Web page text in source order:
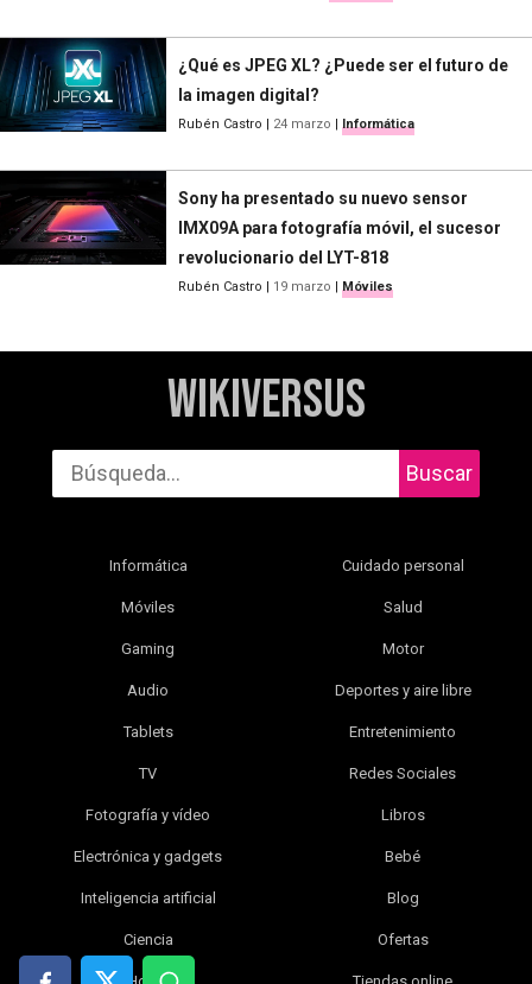
¿Qué es JPEG XL? ¿Puede ser el futuro de
la imagen digital?
Rubén Castro | 24 marzo | Informática
Sony ha presentado su nuevo sensor
IMX09A para fotografía móvil, el sucesor
revolucionario del LYT-818
Rubén Castro | 19 marzo | Móviles
WikiVersus
Buscar
Informática
Móviles
Gaming
Audio
Tablets
TV
Fotografía y vídeo
Electrónica y gadgets
Inteligencia artificial
Ciencia
Cuidado personal
Salud
Motor
Deportes y aire libre
Entretenimiento
Redes Sociales
Libros
Bebé
Blog
Ofertas